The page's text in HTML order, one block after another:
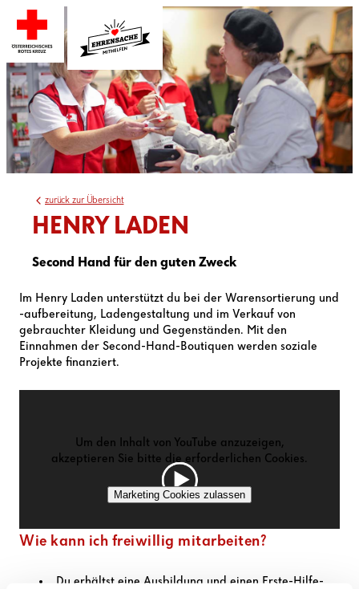
zurück zur Übersicht
HENRY LADEN
Second Hand für den guten Zweck
Im Henry Laden unterstützt du bei der Warensortierung und
-aufbereitung, Ladengestaltung und im Verkauf von
gebrauchter Kleidung und Gegenständen. Mit den
Einnahmen der Second-Hand-Boutiquen werden soziale
Projekte finanziert.
Um den Inhalt von YouTube anzuzeigen,
akzeptieren Sie bitte die erforderlichen Cookies.
Marketing Cookies zulassen
Wie kann ich freiwillig mitarbeiten?
Du erhältst eine Ausbildung und einen Erste-Hilfe-